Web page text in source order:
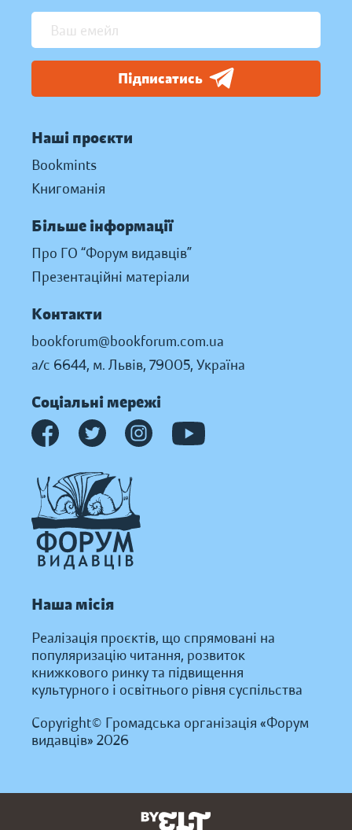
Підписатись
Наші проєкти
Bookmints
Книгоманія
Більше інформації
Про ГО “Форум видавців”
Презентаційні матеріали
Контакти
bookforum@bookforum.com.ua
а/с 6644, м. Львів, 79005, Україна
Соціальні мережі
Наша місія
Реалізація проєктів, що спрямовані на
популяризацію читання, розвиток
книжкового ринку та підвищення
культурного і освітнього рівня суспільства
Copyright© Громадська організація «Форум
видавців» 2026